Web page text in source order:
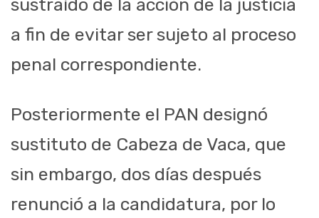
sustraído de la acción de la justicia
a fin de evitar ser sujeto al proceso
penal correspondiente.
Posteriormente el PAN designó
sustituto de Cabeza de Vaca, que
sin embargo, dos días después
renunció a la candidatura, por lo